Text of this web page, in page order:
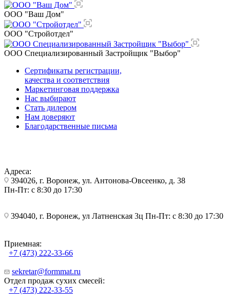
ООО "Ваш Дом"
ООО "Стройотдел"
ООО Специализированный Застройщик "Выбор"
Сертификаты регистрации,
качества и соответствия
Маркетинговая поддержка
Нас выбирают
Стать дилером
Нам доверяют
Благодарственные письма
Адреса:
394026, г. Воронеж, ул. Антонова-Овсеенко, д. 38
Пн-Пт: с 8:30 до 17:30
394040, г. Воронеж, ул Латненская 3ц Пн-Пт: с 8:30 до 17:30
Приемная:
+7 (473) 222-33-66
sekretar@formmat.ru
Отдел продаж сухих смесей:
+7 (473) 222-33-55